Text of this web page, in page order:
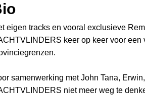
eigen tracks en vooral exclusieve
keer op keer voor
samenwerking met John Tana,
niet meer weg te